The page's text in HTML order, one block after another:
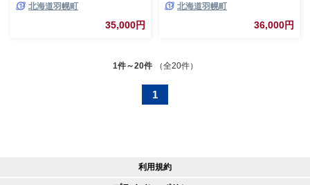
【0311901】
北海道羽幌町
35,000円
パック）【0312001】
北海道羽幌町
36,000円
1件～20件 （全20件）
1
利用規約